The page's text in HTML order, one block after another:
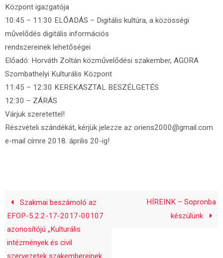
Központ igazgatója
10:45 – 11:30 ELŐADÁS – Digitális kultúra, a közösségi
művelődés digitális információs
rendszereinek lehetőségei
Előadó: Horváth Zoltán közművelődési szakember, AGORA
Szombathelyi Kulturális Központ
11:45 – 12:30 KEREKASZTAL BESZÉLGETÉS
12:30 – ZÁRÁS
Várjuk szeretettel!
Részvételi szándékát, kérjük jelezze az oriens2000@gmail.com
e-mail címre 2018. április 20-ig!
Szakmai beszámoló az
EFOP-5.2.2-17-2017-00107
azonosítójú „Kulturális
intézmények és civil
szervezetek szakembereinek
HÍREINK – Sopronba
készülünk